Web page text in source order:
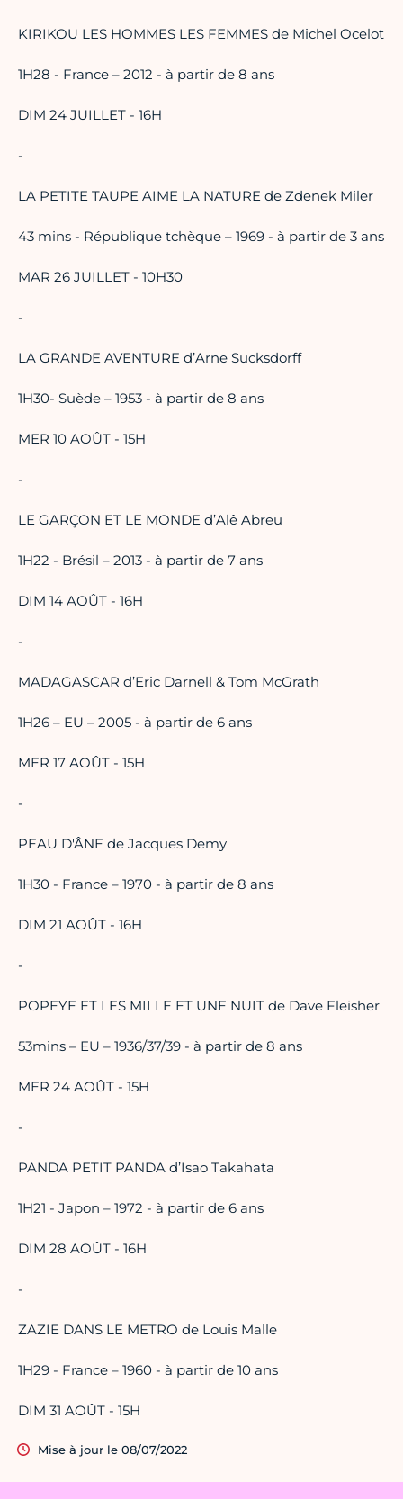
KIRIKOU LES HOMMES LES FEMMES de Michel Ocelot
1H28 - France – 2012 - à partir de 8 ans
DIM 24 JUILLET - 16H
-
LA PETITE TAUPE AIME LA NATURE de Zdenek Miler
43 mins - République tchèque – 1969 - à partir de 3 ans
MAR 26 JUILLET - 10H30
-
LA GRANDE AVENTURE d’Arne Sucksdorff
1H30- Suède – 1953 - à partir de 8 ans
MER 10 AOÛT - 15H
-
LE GARÇON ET LE MONDE d’Alê Abreu
1H22 - Brésil – 2013 - à partir de 7 ans
DIM 14 AOÛT - 16H
-
MADAGASCAR d’Eric Darnell & Tom McGrath
1H26 – EU – 2005 - à partir de 6 ans
MER 17 AOÛT - 15H
-
PEAU D'ÂNE de Jacques Demy
1H30 - France – 1970 - à partir de 8 ans
DIM 21 AOÛT - 16H
-
POPEYE ET LES MILLE ET UNE NUIT de Dave Fleisher
53mins – EU – 1936/37/39 - à partir de 8 ans
MER 24 AOÛT - 15H
-
PANDA PETIT PANDA d’Isao Takahata
1H21 - Japon – 1972 - à partir de 6 ans
DIM 28 AOÛT - 16H
-
ZAZIE DANS LE METRO de Louis Malle
1H29 - France – 1960 - à partir de 10 ans
DIM 31 AOÛT - 15H
Mise à jour le 08/07/2022